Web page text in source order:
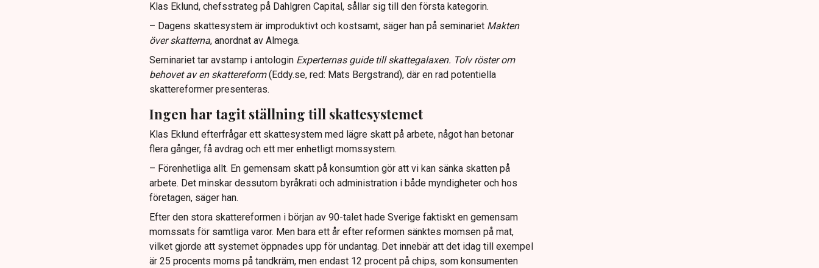
Klas Eklund, chefsstrateg på Dahlgren Capital, sållar sig till den första kategorin.
– Dagens skattesystem är improduktivt och kostsamt, säger han på seminariet Makten
över skatterna, anordnat av Almega.
Seminariet tar avstamp i antologin Experternas guide till skattegalaxen. Tolv röster om
behovet av en skattereform(Eddy.se, red: Mats Bergstrand), där en rad potentiella
skattereformer presenteras.
Ingen har tagit ställning till skattesystemet
Klas Eklund efterfrågar ett skattesystem med lägre skatt på arbete, något han betonar
flera gånger, få avdrag och ett mer enhetligt momssystem.
– Förenhetliga allt. En gemensam skatt på konsumtion gör att vi kan sänka skatten på
arbete. Det minskar dessutom byråkrati och administration i både myndigheter och hos
företagen, säger han.
Efter den stora skattereformen i början av 90-talet hade Sverige faktiskt en gemensam
momssats för samtliga varor. Men bara ett år efter reformen sänktes momsen på mat,
vilket gjorde att systemet öppnades upp för undantag. Det innebär att det idag till exempel
är 25 procents moms på tandkräm, men endast 12 procent på chips, som konsumenten